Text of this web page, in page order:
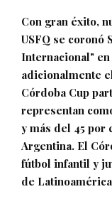
Con gran éxito,
USFQ se coronó
Internacional"
adicionalmente
Córdoba Cup
representan
y más del 45 por
Argentina. El
fútbol infantil y
de